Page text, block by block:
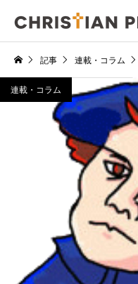
記事 連載・コラム
連載・コラム